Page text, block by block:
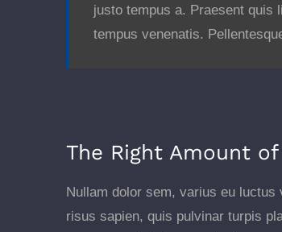
justo tempus a. Praesent quis
tempus venenatis.
The Right Amount of
Nullam dolor sem, varius eu
risus sapien, quis pulvinar turpis